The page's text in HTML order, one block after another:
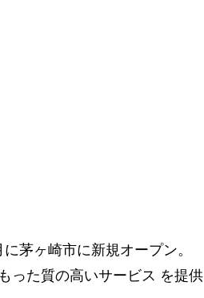
茅ヶ崎市に新規オープン。
った質の高いサービス を提供